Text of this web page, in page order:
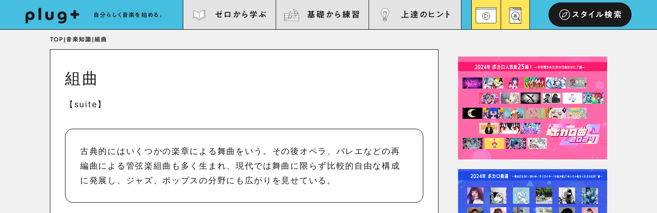
自分らしく音楽を始める。 ゼロから学ぶ 基礎から練習 上達のヒント スタイル検索
TOP |音楽知識 |組曲
組曲
【suite】
古典的にはいくつかの楽章による舞曲をいう。その後オペラ、バレエなどの再
編曲による管弦楽組曲も多く生まれ、現代では舞曲に限らず比較的自由な構成
に発展し、ジャズ、ポップスの分野にも広がりを見せている。